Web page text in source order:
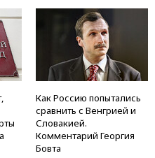
Как Россию попытались
сравнить с Венгрией и
Словакией.
Комментарий Георгия
Бовта